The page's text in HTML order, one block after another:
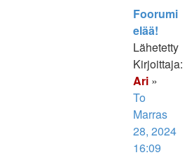
Viesti
Foorumi
elää!
Lähetetty
Kirjoittaja:
Ari »
To
Marras
28, 2024
16:09